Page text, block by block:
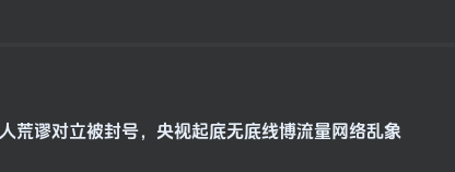
谬对立被封号，央视起底无底线博流量网络乱象